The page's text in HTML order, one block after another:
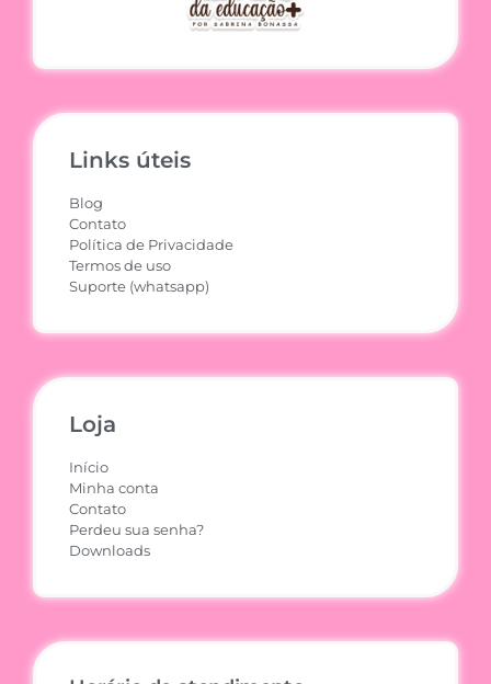
Links úteis
Blog
Contato
Política de Privacidade
Termos de uso
Suporte (whatsapp)
Loja
Início
Minha conta
Contato
Perdeu sua senha?
Downloads